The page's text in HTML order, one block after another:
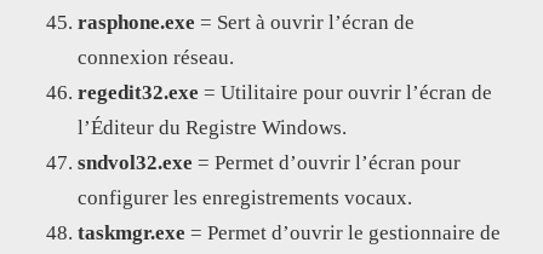
rasphone.exe = Sert à ouvrir l’écran de
connexion réseau.
regedit32.exe = Utilitaire pour ouvrir l’écran de
l’Éditeur du Registre Windows.
sndvol32.exe = Permet d’ouvrir l’écran pour
configurer les enregistrements vocaux.
taskmgr.exe = Permet d’ouvrir le gestionnaire de